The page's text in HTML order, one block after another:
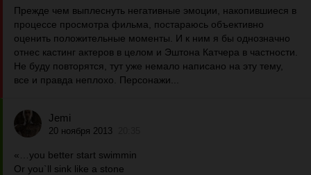
Прежде чем выплеснуть негативные эмоции, накопившиеся в
процессе просмотра фильма, постараюсь объективно
оценить положительные моменты. И к ним я бы однозначно
отнес кастинг актеров в целом и Эштона Катчера в частности.
Не буду повторятся, тут уже немало написано на эту тему,
все и правда неплохо. Персонажи...
Jemi
20 ноября 2013
«…you better start swimmin
Or you`ll sink like a stone